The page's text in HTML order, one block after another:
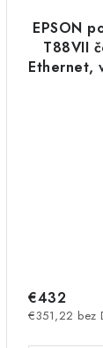
EPSON
T88VII
Ethernet,
€351,22 bez
€432